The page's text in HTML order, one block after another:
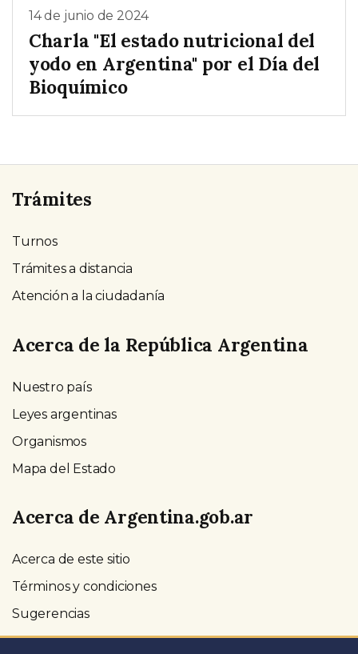
14 de junio de 2024
Charla "El estado nutricional del
yodo en Argentina" por el Día del
Bioquímico
Trámites
Turnos
Trámites a distancia
Atención a la ciudadanía
Acerca de la República Argentina
Nuestro país
Leyes argentinas
Organismos
Mapa del Estado
Acerca de Argentina.gob.ar
Acerca de este sitio
Términos y condiciones
Sugerencias